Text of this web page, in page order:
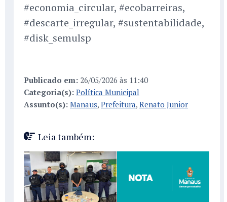
#economia_circular, #ecobarreiras,
#descarte_irregular, #sustentabilidade,
#disk_semulsp
Publicado em: 26/05/2026 às 11:40
Categoria(s): Política Municipal
Assunto(s): Manaus, Prefeitura, Renato Junior
Leia também: